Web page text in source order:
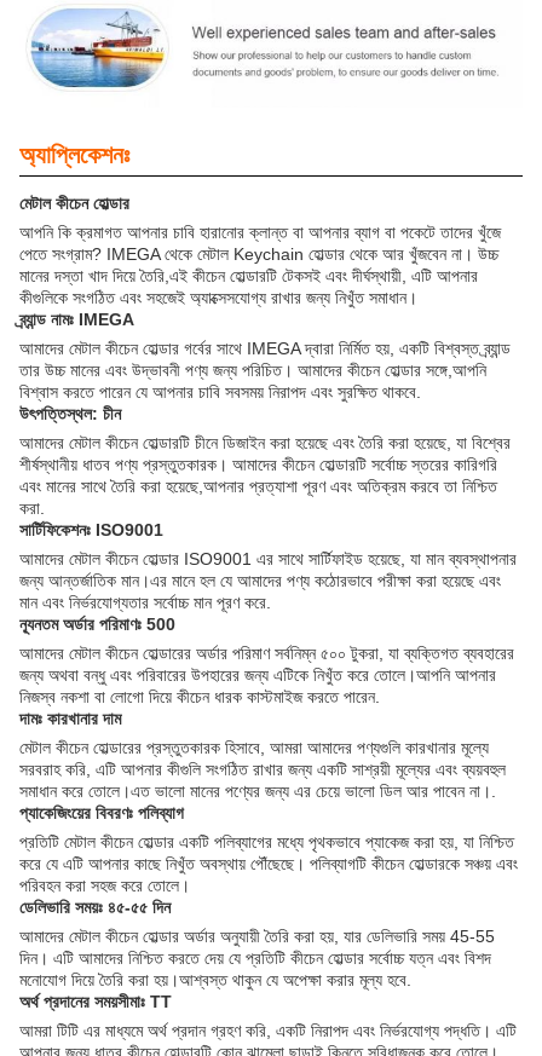
অ্যাপ্লিকেশনঃ
মেটাল কীচেন হোল্ডার
আপনি কি ক্রমাগত আপনার চাবি হারানোর ক্লান্ত বা আপনার ব্যাগ বা পকেটে তাদের খুঁজে
পেতে সংগ্রাম? IMEGA থেকে মেটাল Keychain হোল্ডার থেকে আর খুঁজবেন না। উচ্চ
মানের দস্তা খাদ দিয়ে তৈরি,এই কীচেন হোল্ডারটি টেকসই এবং দীর্ঘস্থায়ী, এটি আপনার
কীগুলিকে সংগঠিত এবং সহজেই অ্যাক্সেসযোগ্য রাখার জন্য নিখুঁত সমাধান।
ব্র্যান্ড নামঃ IMEGA
আমাদের মেটাল কীচেন হোল্ডার গর্বের সাথে IMEGA দ্বারা নির্মিত হয়, একটি বিশ্বস্ত ব্র্যান্ড
তার উচ্চ মানের এবং উদ্ভাবনী পণ্য জন্য পরিচিত। আমাদের কীচেন হোল্ডার সঙ্গে,আপনি
বিশ্বাস করতে পারেন যে আপনার চাবি সবসময় নিরাপদ এবং সুরক্ষিত থাকবে.
উৎপত্তিস্থল: চীন
আমাদের মেটাল কীচেন হোল্ডারটি চীনে ডিজাইন করা হয়েছে এবং তৈরি করা হয়েছে, যা বিশ্বের
শীর্ষস্থানীয় ধাতব পণ্য প্রস্তুতকারক। আমাদের কীচেন হোল্ডারটি সর্বোচ্চ স্তরের কারিগরি
এবং মানের সাথে তৈরি করা হয়েছে,আপনার প্রত্যাশা পূরণ এবং অতিক্রম করবে তা নিশ্চিত
করা.
সার্টিফিকেশনঃ ISO9001
আমাদের মেটাল কীচেন হোল্ডার ISO9001 এর সাথে সার্টিফাইড হয়েছে, যা মান ব্যবস্থাপনার
জন্য আন্তর্জাতিক মান।এর মানে হল যে আমাদের পণ্য কঠোরভাবে পরীক্ষা করা হয়েছে এবং
মান এবং নির্ভরযোগ্যতার সর্বোচ্চ মান পূরণ করে.
ন্যূনতম অর্ডার পরিমাণঃ 500
আমাদের মেটাল কীচেন হোল্ডারের অর্ডার পরিমাণ সর্বনিম্ন ৫০০ টুকরা, যা ব্যক্তিগত ব্যবহারের
জন্য অথবা বন্ধু এবং পরিবারের উপহারের জন্য এটিকে নিখুঁত করে তোলে।আপনি আপনার
নিজস্ব নকশা বা লোগো দিয়ে কীচেন ধারক কাস্টমাইজ করতে পারেন.
দামঃ কারখানার দাম
মেটাল কীচেন হোল্ডারের প্রস্তুতকারক হিসাবে, আমরা আমাদের পণ্যগুলি কারখানার মূল্যে
সরবরাহ করি, এটি আপনার কীগুলি সংগঠিত রাখার জন্য একটি সাশ্রয়ী মূল্যের এবং ব্যয়বহুল
সমাধান করে তোলে।এত ভালো মানের পণ্যের জন্য এর চেয়ে ভালো ডিল আর পাবেন না।.
প্যাকেজিংয়ের বিবরণঃ পলিব্যাগ
প্রতিটি মেটাল কীচেন হোল্ডার একটি পলিব্যাগের মধ্যে পৃথকভাবে প্যাকেজ করা হয়, যা নিশ্চিত
করে যে এটি আপনার কাছে নিখুঁত অবস্থায় পৌঁছেছে। পলিব্যাগটি কীচেন হোল্ডারকে সঞ্চয় এবং
পরিবহন করা সহজ করে তোলে।
ডেলিভারি সময়ঃ ৪৫-৫৫ দিন
আমাদের মেটাল কীচেন হোল্ডার অর্ডার অনুযায়ী তৈরি করা হয়, যার ডেলিভারি সময় 45-55
দিন। এটি আমাদের নিশ্চিত করতে দেয় যে প্রতিটি কীচেন হোল্ডার সর্বোচ্চ যত্ন এবং বিশদ
মনোযোগ দিয়ে তৈরি করা হয়।আশ্বস্ত থাকুন যে অপেক্ষা করার মূল্য হবে.
অর্থ প্রদানের সময়সীমাঃ TT
আমরা টিটি এর মাধ্যমে অর্থ প্রদান গ্রহণ করি, একটি নিরাপদ এবং নির্ভরযোগ্য পদ্ধতি। এটি